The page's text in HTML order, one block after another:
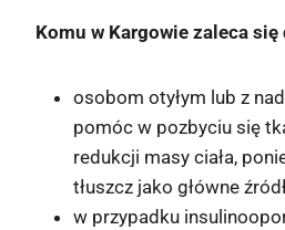
Komu w Kargowie zaleca
osobom otyłym lub z
pomóc w pozbyciu się
redukcji masy ciała,
tłuszcz jako główne
w przypadku